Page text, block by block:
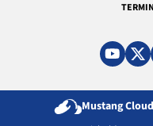
Mustang